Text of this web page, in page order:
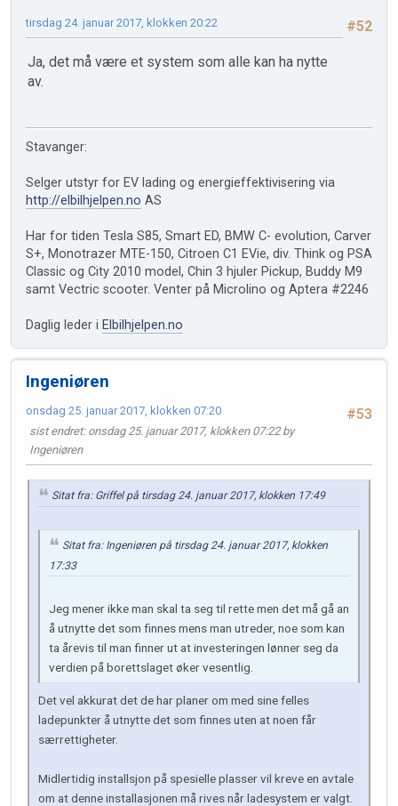
#52
tirsdag 24. januar 2017, klokken 20:22
Ja, det må være et system som alle kan ha nytte
av.
Stavanger:
Selger utstyr for EV lading og energieffektivisering via
http://elbilhjelpen.no AS
Har for tiden Tesla S85, Smart ED, BMW C- evolution, Carver
S+, Monotrazer MTE-150, Citroen C1 EVie, div. Think og PSA
Classic og City 2010 model, Chin 3 hjuler Pickup, Buddy M9
samt Vectric scooter. Venter på Microlino og Aptera #2246
Daglig leder i Elbilhjelpen.no
Ingeniøren
#53
onsdag 25. januar 2017, klokken 07:20
sist endret: onsdag 25. januar 2017, klokken 07:22 by
Ingeniøren
Sitat fra: Griffel på tirsdag 24. januar 2017, klokken 17:49
Sitat fra: Ingeniøren på tirsdag 24. januar 2017, klokken
17:33
Jeg mener ikke man skal ta seg til rette men det må gå an
å utnytte det som finnes mens man utreder, noe som kan
ta årevis til man finner ut at investeringen lønner seg da
verdien på borettslaget øker vesentlig.
Det vel akkurat det de har planer om med sine felles
ladepunkter å utnytte det som finnes uten at noen får
særrettigheter.
Midlertidig installsjon på spesielle plasser vil kreve en avtale
om at denne installasjonen må rives når ladesystem er valgt.